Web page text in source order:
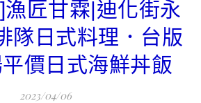
匠甘霖|迪化街永
隊日式料理．台版
價日式海鮮丼飯
2023/04/06